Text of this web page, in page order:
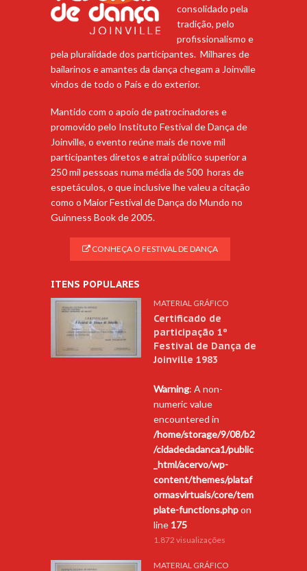
consolidado pela
tradição, pelo
profissionalismo e
pela pluralidade dos participantes. Milhares de
bailarinos e amantes da dança chegam a Joinville
vindos de todo o País e do exterior.
Mantido com o apoio de patrocinadores e
promovido pelo Instituto Festival de Dança de
Joinville, o evento reúne mais de nove mil
participantes diretos e atrai público superior a
250 mil pessoas numa média de 500 horas de
espetáculos, o que inclusive lhe valeu a citação
como o Maior Festival de Dança do Mundo no
Guinness Book de 2005.
CONHEÇA O FESTIVAL DE DANÇA
ITENS POPULARES
MATERIAL GRÁFICO
Certificado de
participação 1º
Festival de Dança de
Joinville 1983
Warning: A non-
numeric value
encountered in
/home/storage/9/08/b2
/cidadedadanca1/public
_html/acervo/wp-
content/themes/plataf
ormasvirtuais/core/tem
plate-functions.phpon
line 175
1.872 visualizações
MATERIAL GRÁFICO